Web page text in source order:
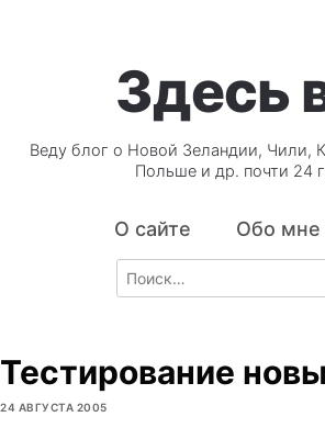
Здесь
Веду блог о Новой Зеландии, Чили,
Польше и др. почти 24
О сайте Обо мне
Search
for:
Тестирование
24 АВГУСТА 2005